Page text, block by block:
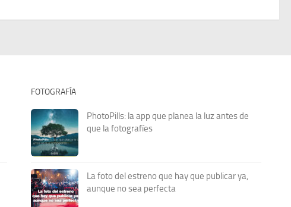
FOTOGRAFÍA
PhotoPills: la app que planea la luz antes de
que la fotografíes
La foto del estreno que hay que publicar ya,
aunque no sea perfecta